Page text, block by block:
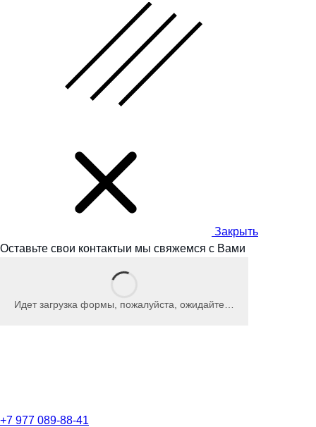
Закрыть
Оставьте свои контактыи мы свяжемся с Вами
Идет загрузка формы, пожалуйста, ожидайте…
+7 977 089-88-41